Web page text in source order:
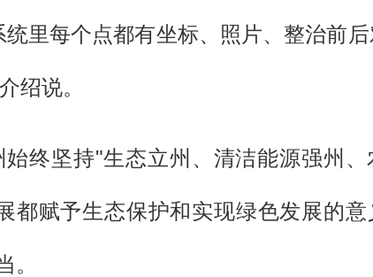
里每个点都有坐标、照片、整治前
绍说。
终坚持"生态立州、清洁能源强州、
赋予生态保护和实现绿色发展的意
。